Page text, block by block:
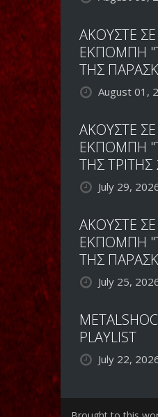
ΑΚΟΥΣΤΕ
ΕΚΠΟΜΠΗ
ΤΗΣ
August 01,
ΑΚΟΥΣΤΕ
ΕΚΠΟΜΠΗ
ΤΗΣ ΤΡΙΤΗΣ
July 29,
ΑΚΟΥΣΤΕ
ΕΚΠΟΜΠΗ
ΤΗΣ
July 25,
PLAYLIST
July 22,